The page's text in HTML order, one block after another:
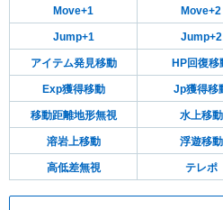
Move+1 Move+2
Jump+1 Jump+2
アイテム発見移動 HP回復移
Exp獲得移動 Jp獲得移
移動距離地形無視 水上移動
溶岩上移動 浮遊移動
高低差無視 テレポ